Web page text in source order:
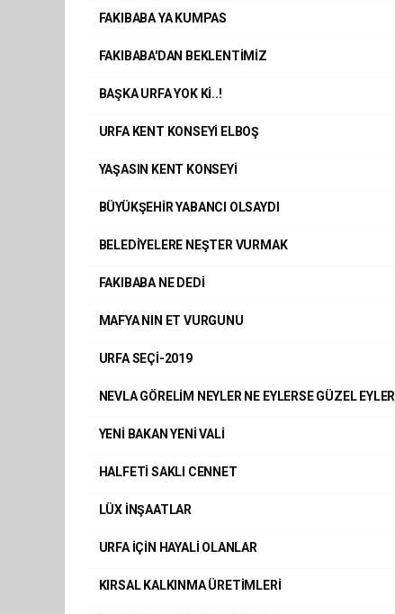
FAKIBABA YA KUMPAS
FAKIBABA'DAN BEKLENTİMİZ
BAŞKA URFA YOK Kİ..!
URFA KENT KONSEYİ ELBOŞ
YAŞASIN KENT KONSEYİ
BÜYÜKŞEHİR YABANCI OLSAYDI
BELEDİYELERE NEŞTER VURMAK
FAKIBABA NE DEDİ
MAFYA NIN ET VURGUNU
URFA SEÇİ-2019
NEVLA GÖRELİM NEYLER NE EYLERSE GÜZEL EYLER
YENİ BAKAN YENİ VALİ
HALFETİ SAKLI CENNET
LÜX İNŞAATLAR
URFA İÇİN HAYALİ OLANLAR
KIRSAL KALKINMA ÜRETİMLERİ